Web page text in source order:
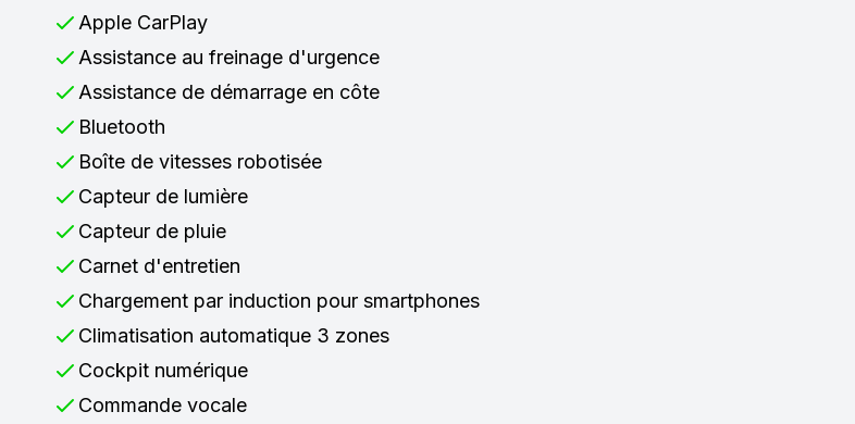
Apple CarPlay
Assistance au freinage d'urgence
Assistance de démarrage en côte
Bluetooth
Boîte de vitesses robotisée
Capteur de lumière
Capteur de pluie
Carnet d'entretien
Chargement par induction pour smartphones
Climatisation automatique 3 zones
Cockpit numérique
Commande vocale